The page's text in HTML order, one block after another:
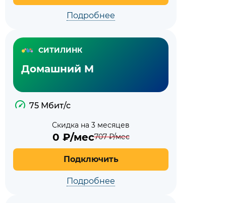
Подробнее
СИТИЛИНК
Домашний M
75 Мбит/с
Скидка на 3 месяцев
0 ₽/мес707₽/мес
Подключить
Подробнее